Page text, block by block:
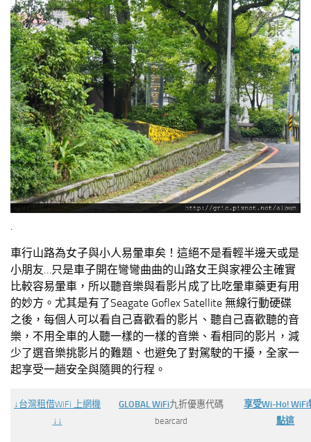
.
車行山路為女子與小人易暈車矣！這絕不是看輕半邊天或是
小朋友…只是車子開在彎彎曲曲的山路女王與家裡公主確實
比較容易暈車，所以聽音樂與看影片成了比吃暈車藥更有用
的妙方。尤其是有了Seagate Goflex Satellite 無線行動硬碟
之後，每個人可以看自己喜歡看的影片、聽自己喜歡聽的音
樂，不用全車的人聽一樣的一樣的音樂、看相同的影片，減
少了選音樂挑影片的難題、也避免了對駕駛的干擾，全家一
起享受一趟安全與隨興的行程。
↓台灣租借WiFi 上網機
↓↓
GLOBAL WiFi九折優惠代碼
bearcard
享受Wi-Ho! WiFi
點這